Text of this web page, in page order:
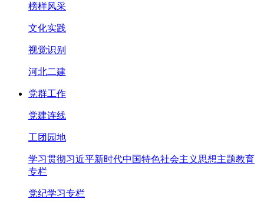
榜样风采
文化实践
视觉识别
河北二建
党群工作
党建连线
工团园地
学习贯彻习近平新时代中国特色社会主义思想主题教育
专栏
党纪学习专栏